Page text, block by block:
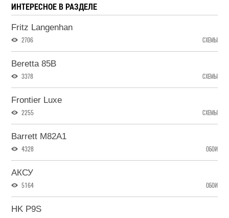
ИНТЕРЕСНОЕ В РАЗДЕЛЕ
Fritz Langenhan
2706 СХЕМЫ
Beretta 85B
3378 СХЕМЫ
Frontier Luxe
2255 СХЕМЫ
Barrett M82A1
4328 ОБОИ
АКСУ
5164 ОБОИ
HK P9S